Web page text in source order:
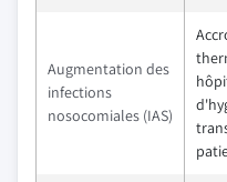
Augmentation des
infections
nosocomiales (IAS)